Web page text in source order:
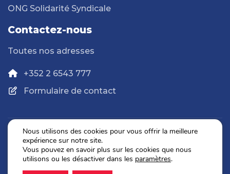
ONG Solidarité Syndicale
Contactez-nous
Toutes nos adresses
+352 2 6543 777
Formulaire de contact
Politique de confidentialité
Mentions légales
Nous utilisons des cookies pour vous offrir la meilleure
expérience sur notre site.
Vous pouvez en savoir plus sur les cookies que nous
utilisons ou les désactiver dans les paramètres.